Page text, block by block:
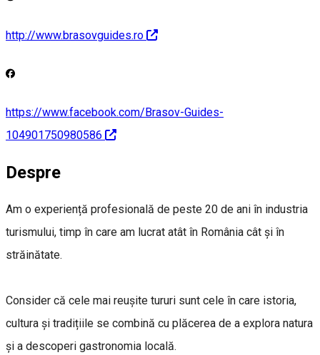
http://www.brasovguides.ro
https://www.facebook.com/Brasov-Guides-
104901750980586
Despre
Am o experiență profesională de peste 20 de ani în industria
turismului, timp în care am lucrat atât în România cât și în
străinătate.
Consider că cele mai reușite tururi sunt cele în care istoria,
cultura și tradițiile se combină cu plăcerea de a explora natura
și a descoperi gastronomia locală.